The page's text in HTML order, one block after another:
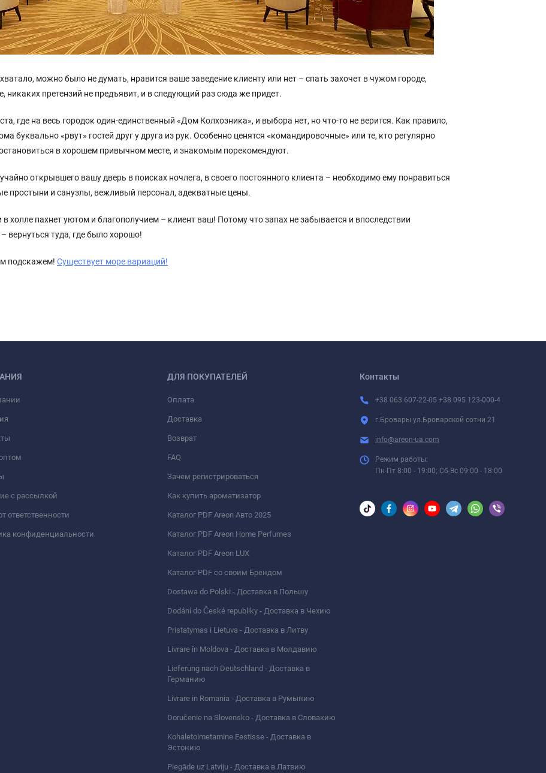
можно было не думать, нравится ваше заведение клиенту или нет – спать захочет в чужом городе,
никаких претензий не предъявит, и в следующий раз сюда же придет.
где на весь городок один-единственный «Дом Колхозника», и выбора нет, но что-то не верится. Как правило,
буквально «рвут» гостей друг у друга из рук. Особенно ценятся «командировочные» или те, кто регулярно
в хорошем привычном месте, и знакомым порекомендуют.
открывшего вашу дверь в поисках ночлега, в своего постоянного клиента – необходимо ему понравиться
простыни и санузлы, вежливый персонал, адекватные цены.
в холле пахнет уютом и благополучием – клиент ваш! Потому что запах не забывается и впоследствии
вернуться туда, где было хорошо!
подскажем! Существует море вариаций!
с рассылкой
ответственности
конфиденциальности
ДЛЯ ПОКУПАТЕЛЕЙ
Оплата
Доставка
Возврат
FAQ
Зачем регистрироваться
Как купить ароматизатор
Каталог PDF Areon Авто 2025
Каталог PDF Areon Home Perfumes
Каталог PDF Areon LUX
Каталог PDF со своим Брендом
Dostawa do Polski - Доставка в Польшу
Dodání do České republiky - Доставка в Чехию
Pristatymas i Lietuva - Доставка в Литву
Livrare în Moldova - Доставка в Молдавию
Lieferung nach Deutschland - Доставка в
Германию
Livrare in Romania - Доставка в Румынию
Doručenie na Slovensko - Доставка в Словакию
Kohaletoimetamine Eestisse - Доставка в
Эстонию
Piegāde uz Latviju - Доставка в Латвию
Контакты
+38 063 607-22-05 +38 095 123-000-4
г.Бровары ул.Броварской сотни 21
info@areon-ua.com
Режим работы:
Пн-Пт 8:00 - 19:00; Сб-Вс 09:00 - 18:00